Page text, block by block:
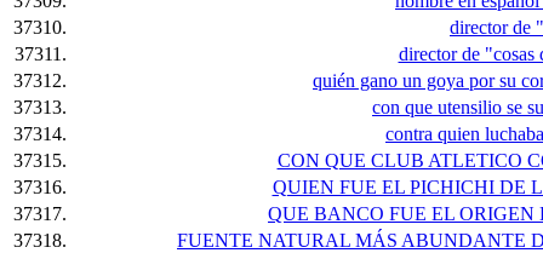
37310.
director de
37311.
director de "cosas
37312.
quién gano un goya por su
37313.
con que utensilio se
37314.
contra quien
37315.
CON QUE CLUB ATLETICO
37316.
QUIEN FUE EL PICHICHI DE
37317.
QUE BANCO FUE EL
37318.
FUENTE NATURAL MÁS ABUNDANTE